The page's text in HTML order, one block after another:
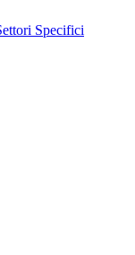
Specifici